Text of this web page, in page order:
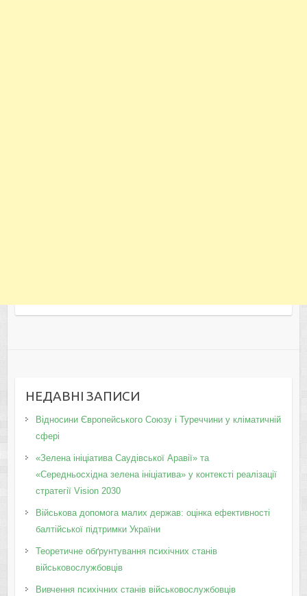
НЕДАВНІ ЗАПИСИ
Відносини Європейського Союзу і Туреччини у кліматичній
сфері
«Зелена ініціатива Саудівської Аравії» та
«Середньосхідна зелена ініціатива» у контексті реалізації
стратегії Vision 2030
Військова допомога малих держав: оцінка ефективності
балтійської підтримки України
Теоретичне обґрунтування психічних станів
військовослужбовців
Вивчення психічних станів військовослужбовців